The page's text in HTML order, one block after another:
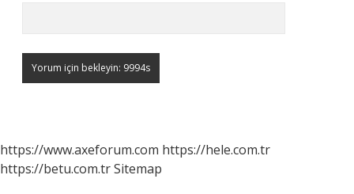
https://www.axeforum.com https://hele.com.tr
https://betu.com.trSitemap